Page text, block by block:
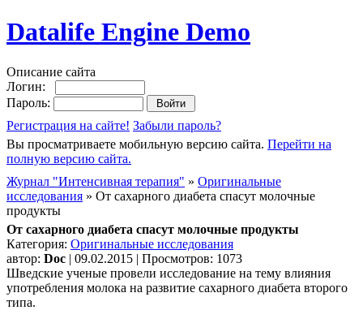
Datalife Engine Demo
Описание сайта
Логин:
Пароль:
Регистрация на сайте! Забыли пароль?
Вы просматриваете мобильную версию сайта. Перейти на
полную версию сайта.
Журнал "Интенсивная терапия" » Оригинальные
исследования » От сахарного диабета спасут молочные
продукты
От сахарного диабета спасут молочные продукты
Категория: Оригинальные исследования
автор: Doc | 09.02.2015 | Просмотров: 1073
Шведские ученые провели исследование на тему влияния
употребления молока на развитие сахарного диабета второго
типа.